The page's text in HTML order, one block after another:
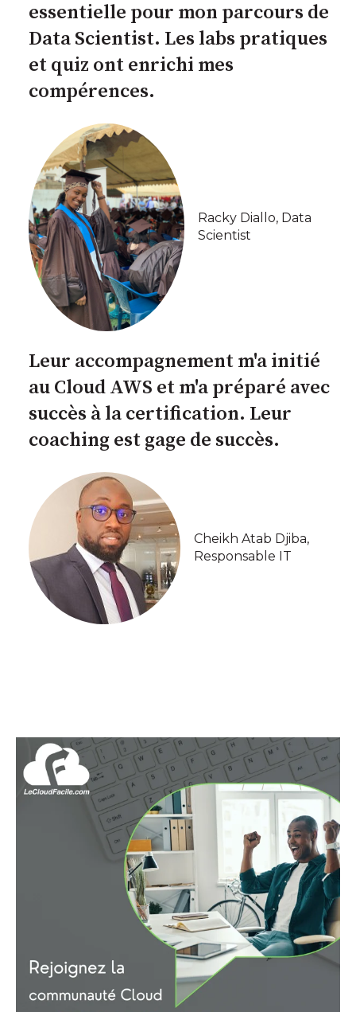
essentielle pour mon parcours de
Data Scientist. Les labs pratiques
et quiz ont enrichi mes
compérences.
Racky Diallo, Data
Scientist
Leur accompagnement m'a initié
au Cloud AWS et m'a préparé avec
succès à la certification. Leur
coaching est gage de succès.
Cheikh Atab Djiba,
Responsable IT